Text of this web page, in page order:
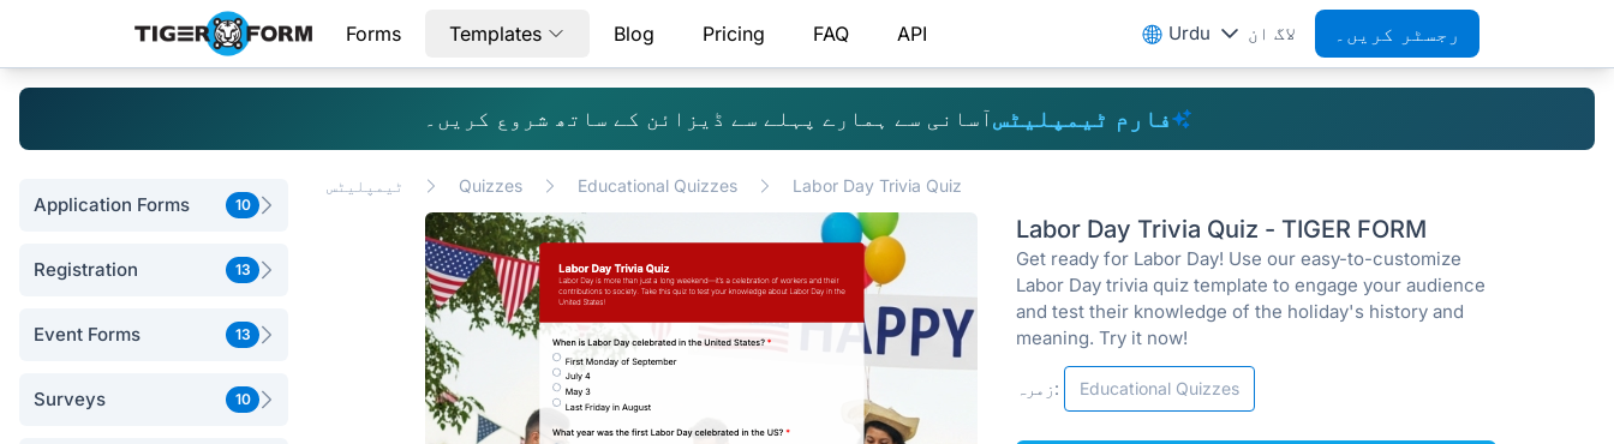
Forms Templates Blog Pricing FAQ API Urdu لاگ ان رجسٹر کریں۔
آسانی سے ہمارے پہلے سے ڈیزائن کے ساتھ شروع کریں۔فارم ٹیمپلیٹس
Application Forms 10
Registration 13
Event Forms 13
Surveys 10
ٹیمپلیٹس Quizzes Educational Quizzes Labor Day Trivia Quiz
Labor Day Trivia Quiz - TIGER FORM
Get ready for Labor Day! Use our easy-to-customize
Labor Day trivia quiz template to engage your audience
and test their knowledge of the holiday's history and
meaning. Try it now!
زمرہ: Educational Quizzes